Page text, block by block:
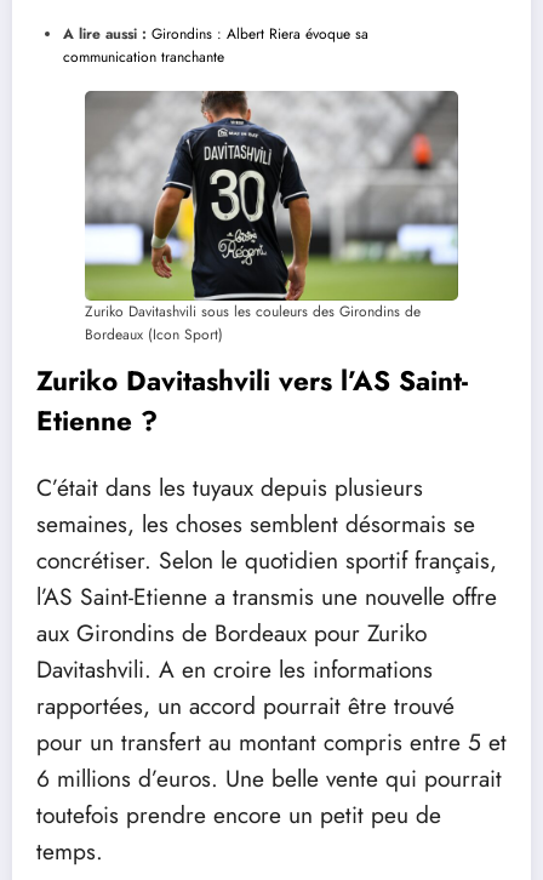
A lire aussi : Girondins : Albert Riera évoque sa
communication tranchante
Zuriko Davitashvili sous les couleurs des Girondins de
Bordeaux (Icon Sport)
Zuriko Davitashvili vers l’AS Saint-
Etienne ?
C’était dans les tuyaux depuis plusieurs
semaines, les choses semblent désormais se
concrétiser. Selon le quotidien sportif français,
l’AS Saint-Etienne a transmis une nouvelle offre
aux Girondins de Bordeaux pour Zuriko
Davitashvili. A en croire les informations
rapportées, un accord pourrait être trouvé
pour un transfert au montant compris entre 5 et
6 millions d’euros. Une belle vente qui pourrait
toutefois prendre encore un petit peu de
temps.